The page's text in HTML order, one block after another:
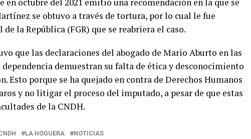
se obtuvo a través de tortura, por lo cual le fue
la República (FGR) que se reabriera el caso.
que las declaraciones del abogado de Mario Aburto en las
demuestran su falta de ética y desconocimiento
Esto porque se ha quejado en contra de Derechos Humanos
y no litigar el proceso del imputado, a pesar de que estas
de la CNDH.
LA HOGUERA NOTICIAS